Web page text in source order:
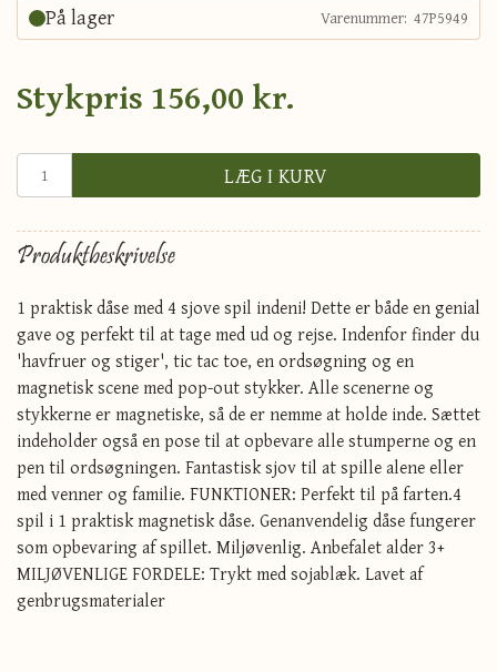
På lager Varenummer: 47P5949
Stykpris 156,00 kr.
LÆG I KURV
Produktbeskrivelse
1 praktisk dåse med 4 sjove spil indeni! Dette er både en genial
gave og perfekt til at tage med ud og rejse. Indenfor finder du
'havfruer og stiger', tic tac toe, en ordsøgning og en
magnetisk scene med pop-out stykker. Alle scenerne og
stykkerne er magnetiske, så de er nemme at holde inde. Sættet
indeholder også en pose til at opbevare alle stumperne og en
pen til ordsøgningen. Fantastisk sjov til at spille alene eller
med venner og familie. FUNKTIONER: Perfekt til på farten.4
spil i 1 praktisk magnetisk dåse. Genanvendelig dåse fungerer
som opbevaring af spillet. Miljøvenlig. Anbefalet alder 3+
MILJØVENLIGE FORDELE: Trykt med sojablæk. Lavet af
genbrugsmaterialer